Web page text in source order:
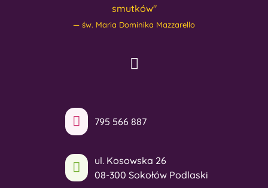
smutków"
św. Maria Dominika Mazzarello
795 566 887
ul. Kosowska 26
08-300 Sokołów Podlaski